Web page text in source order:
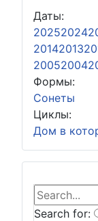
Даты:
20252024
20142013
20052004
Формы:
Сонеты
Циклы:
Дом в
Skip to
Bear's Live
Search for: